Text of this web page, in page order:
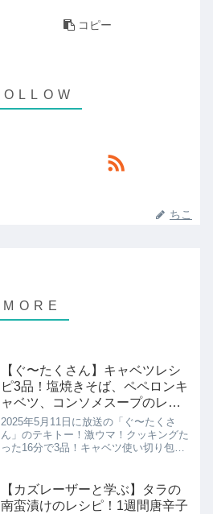
コピー
ちこ
【ぐ〜たくさん】キャベツレシ
ピ3品！塩焼きそば、ペペロンキ
ャベツ、コンソメスープのレシ
ピ：まるみキッチン
2025年5月11日に放送の「ぐ〜たくさ
ん」のテキトー！激ウマ！クッキングた
った16分で3品！キャベツ使い切り包丁
きそば、キャベツとソーセージのコンソ
メスープのレシピの...
【カズレーザーと学ぶ】タラの
南蛮漬けのレシピ！1週間唐辛子